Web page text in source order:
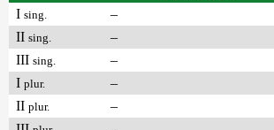
I sing.
–
II sing.
–
III sing.
–
I plur.
–
II plur.
–